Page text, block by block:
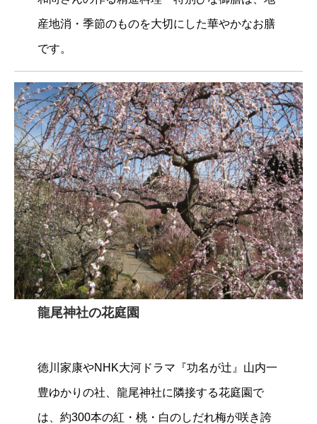
産地消・季節のものを大切にした華やかなお膳
です。
龍尾神社の花庭園
徳川家康やNHK大河ドラマ『功名が辻』山内一
豊ゆかりの社、龍尾神社に隣接する花庭園で
は、約300本の紅・桃・白のしだれ梅が咲き誇